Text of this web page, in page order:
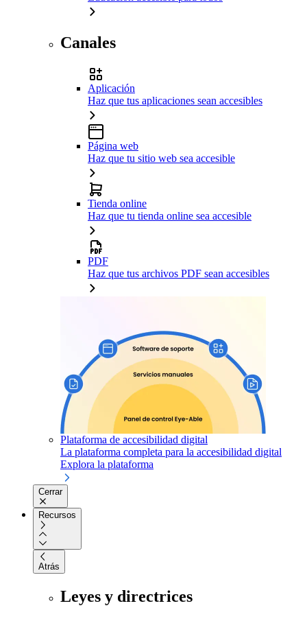
Canales
Aplicación
Haz que tus aplicaciones sean accesibles
Página web
Haz que tu sitio web sea accesible
Tienda online
Haz que tu tienda online sea accesible
PDF
Haz que tus archivos PDF sean accesibles
Plataforma de accesibilidad digital
La plataforma completa para la accesibilidad digital
Explora la plataforma
Cerrar
Recursos
Atrás
Leyes y directrices